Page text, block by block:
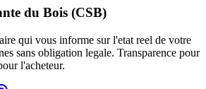
du Bois (CSB)
qui vous informe sur l'etat reel de votre
sans obligation legale. Transparence pour
l'acheteur.